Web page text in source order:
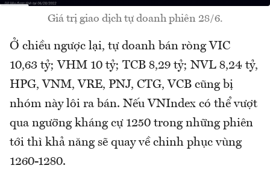
Giá trị giao dịch tự doanh phiên 28/6.
Ở chiều ngược lại, tự doanh bán ròng VIC
10,63 tỷ; VHM 10 tỷ; TCB 8,29 tỷ; NVL 8,24 tỷ,
HPG, VNM, VRE, PNJ, CTG, VCB cũng bị
nhóm này lôi ra bán. Nếu VNIndex có thể vượt
qua ngưỡng kháng cự 1250 trong những phiên
tới thì khả năng sẽ quay về chinh phục vùng
1260-1280.